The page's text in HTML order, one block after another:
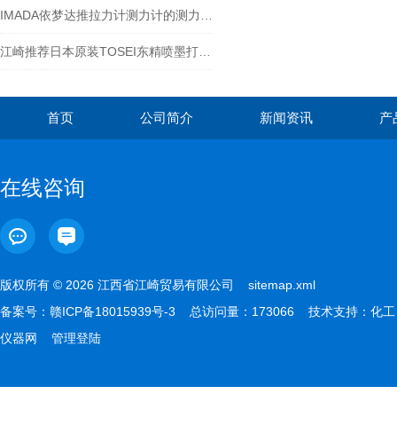
首页 公司简介 新闻资讯 产
在线咨询
版权所有 © 2026 江西省江崎贸易有限公司 sitemap.xml
备案号： 赣ICP备18015939号-3 总访问量：173066 技术支持： 化工
仪器网
管理登陆